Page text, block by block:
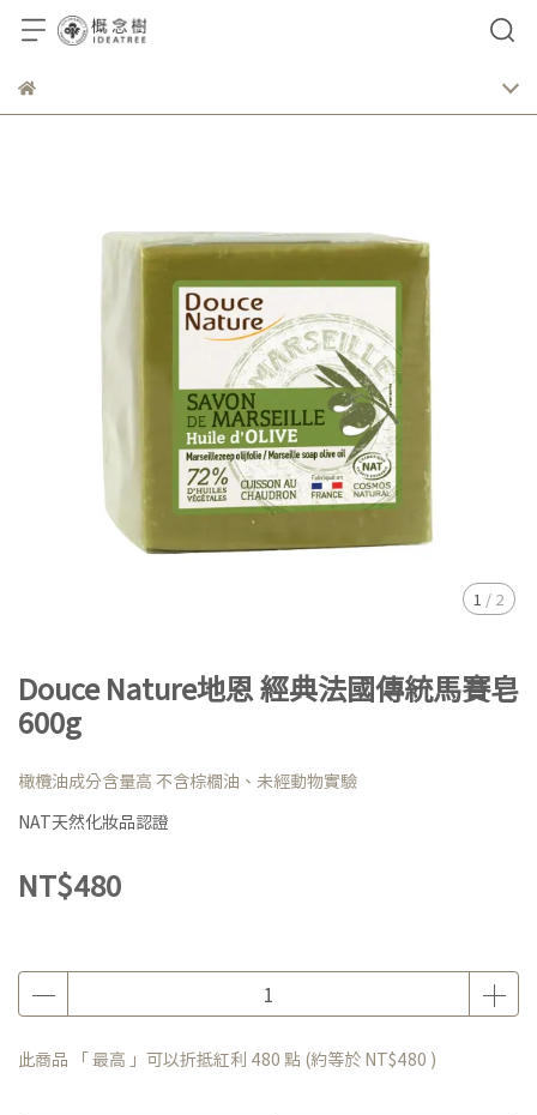
1 / 2
Douce Nature地恩 經典法國傳統馬賽皂
600g
橄欖油成分含量高 不含棕櫚油、未經動物實驗
NAT天然化妝品認證
NT$480
此商品 「 最高 」可以折抵紅利 480 點 (約等於 NT$480 )